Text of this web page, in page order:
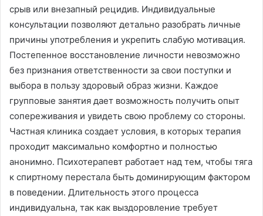
срыв или внезапный рецидив․ Индивидуальные
консультации позволяют детально разобрать личные
причины употребления и укрепить слабую мотивация․
Постепенное восстановление личности невозможно
без признания ответственности за свои поступки и
выбора в пользу здоровый образ жизни․ Каждое
групповые занятия дает возможность получить опыт
сопереживания и увидеть свою проблему со стороны․
Частная клиника создает условия, в которых терапия
проходит максимально комфортно и полностью
анонимно․ Психотерапевт работает над тем, чтобы тяга
к спиртному перестала быть доминирующим фактором
в поведении․ Длительность этого процесса
индивидуальна, так как выздоровление требует